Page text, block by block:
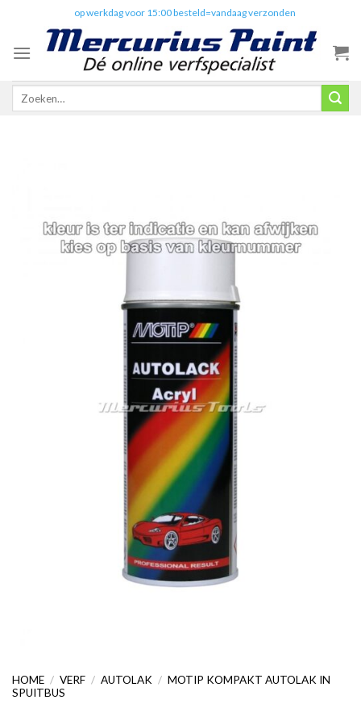
content
op werkdag voor 15:00 besteld=vandaag verzonden
Zoeken
HOME / VERF / AUTOLAK / MOTIP KOMPAKT AUTOLAK IN
SPUITBUS